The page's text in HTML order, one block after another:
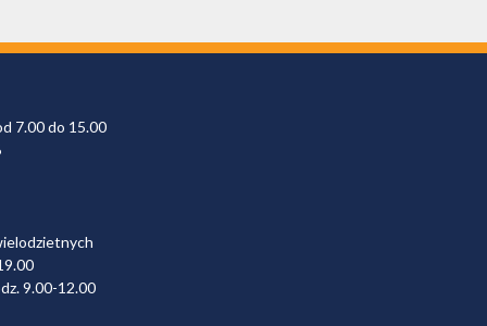
7.00 do 15.00
9.00-12.00